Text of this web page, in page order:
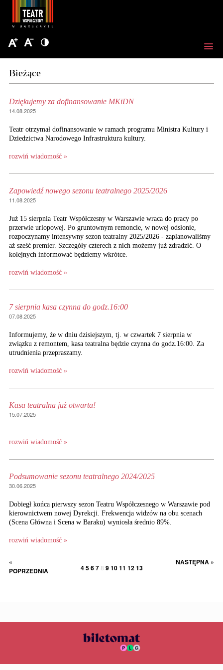
Bieżące
Dziękujemy za dofinansowanie MKiDN
14.08.2025
Teatr otrzymał dofinansowanie w ramach programu Ministra Kultury i
Dziedzictwa Narodowego Infrastruktura kultury.
rozwiń wiadomość »
Zapowiedź nowego sezonu teatralnego 2025/2026
11.08.2025
Już 15 sierpnia Teatr Współczesny w Warszawie wraca do pracy po
przerwie urlopowej. Po gruntownym remoncie, w nowej odsłonie,
rozpoczynamy intensywny sezon teatralny 2025/2026 - zaplanowaliśmy
aż sześć premier. Szczegóły czterech z nich możemy już zdradzić. O
kolejnych informować będziemy wkrótce.
rozwiń wiadomość »
7 sierpnia kasa czynna do godz.16:00
07.08.2025
Informujemy, że w dniu dzisiejszym, tj. w czwartek 7 sierpnia w
związku z remontem, kasa teatralna będzie czynna do godz.16:00. Za
utrudnienia przepraszamy.
rozwiń wiadomość »
Kasa teatralna już otwarta!
15.07.2025
rozwiń wiadomość »
Podsumowanie sezonu teatralnego 2024/2025
30.06.2025
Dobiegł końca pierwszy sezon Teatru Współczesnego w Warszawie pod
kierownictwem nowej Dyrekcji. Frekwencja widzów na obu scenach
(Scena Główna i Scena w Baraku) wyniosła średnio 89%.
rozwiń wiadomość »
«
POPRZEDNIA
45678 91011 1213
NASTĘPNA »